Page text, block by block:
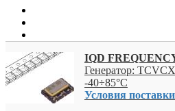
IQD
Генератор:
-40÷85°C
Условия